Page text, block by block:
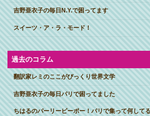
吉野亜衣子の毎日N.Y.で困ってます
スイーツ・ア・ラ・モード！
過去のコラム
翻訳家レミのここがびっくり世界文学
吉野亜衣子の毎日パリで困ってました
ちはるのパーリーピーポー！パリで集って何して